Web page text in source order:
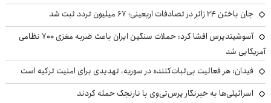
جان باختن ۲۴ زائر در تصادفات اربعینی؛ ۶۷ میلیون تردد ثبت شد
آسوشیتدپرس افشا کرد: حملات سنگین ایران باعث ضربه مغزی ۷۰۰ نظامی
آمریکایی شد
فیدان: هر فعالیت بی‌ثبات‌کننده در سوریه، تهدیدی برای امنیت ترکیه است
اسرائیلی‌ها به خبرنگار پرس‌تی‌وی با نارنجک حمله کردند